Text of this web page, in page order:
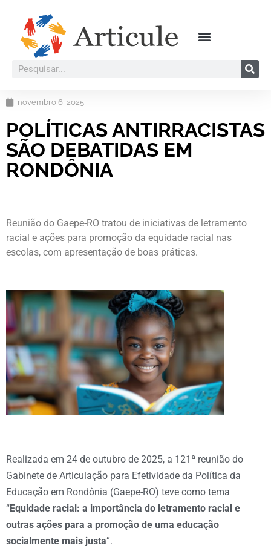
novembro 6, 2025
POLÍTICAS ANTIRRACISTAS
SÃO DEBATIDAS EM
RONDÔNIA
Reunião do Gaepe-RO tratou de iniciativas de letramento
racial e ações para promoção da equidade racial nas
escolas, com apresentação de boas práticas.
Realizada em 24 de outubro de 2025, a 121ª reunião do
Gabinete de Articulação para Efetividade da Política da
Educação em Rondônia (Gaepe-RO) teve como tema
“Equidade racial: a importância do letramento racial e
outras ações para a promoção de uma educação
socialmente mais justa”.